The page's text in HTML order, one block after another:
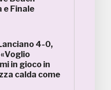
e Finale
4-0,
in gioco in
calda come